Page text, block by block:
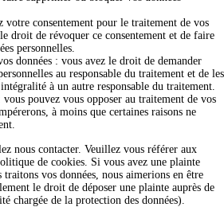
votre consentement pour le traitement de vos
droit de révoquer ce consentement et de faire
personnelles.
données : vous avez le droit de demander
au responsable du traitement et de les
à un autre responsable du traitement.
pouvez vous opposer au traitement de vos
à moins que certaines raisons ne
nous contacter. Veuillez vous référer aux
de cookies. Si vous avez une plainte
vos données, nous aimerions en être
le droit de déposer une plainte auprès de
chargée de la protection des données).